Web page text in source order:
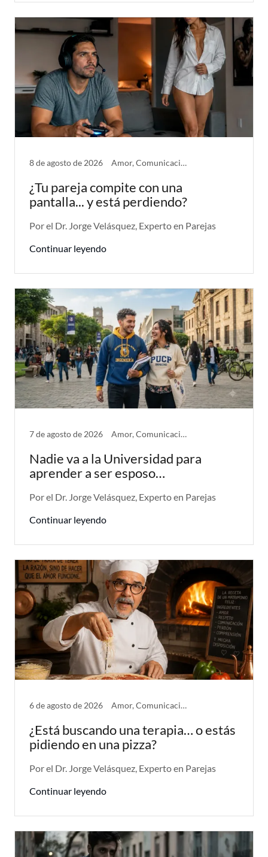
8 de agosto de 2026 Amor, Comunicación, Problemas de Pareja
¿Tu pareja compite con una
pantalla... y está perdiendo?
Por el Dr. Jorge Velásquez, Experto en Parejas
Continuar leyendo
7 de agosto de 2026 Amor, Comunicación, Hijos, Problemas de Pareja
Nadie va a la Universidad para
aprender a ser esposo…
Por el Dr. Jorge Velásquez, Experto en Parejas
Continuar leyendo
6 de agosto de 2026 Amor, Comunicación, Problemas de Pareja
¿Está buscando una terapia… o estás
pidiendo en una pizza?
Por el Dr. Jorge Velásquez, Experto en Parejas
Continuar leyendo